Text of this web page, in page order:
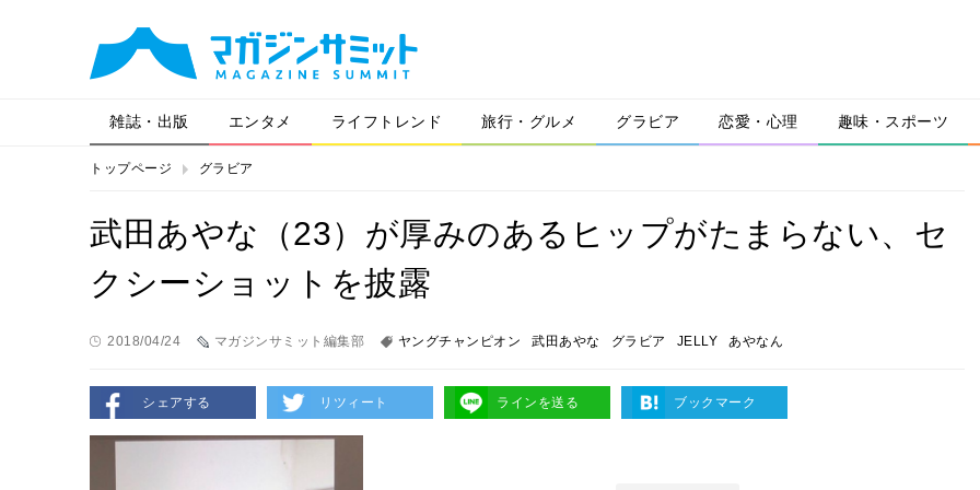
雑誌・出版 エンタメ ライフトレンド 旅行・グルメ グラビア 恋愛・心理 趣味・スポーツ
トップページ グラビア
武田あやな（23）が厚みのあるヒップがたまらない、セ
クシーショットを披露
2018/04/24 マガジンサミット編集部 ヤングチャンピオン 武田あやな グラビア JELLY あやなん
シェアする リツィート ラインを送る ブックマーク